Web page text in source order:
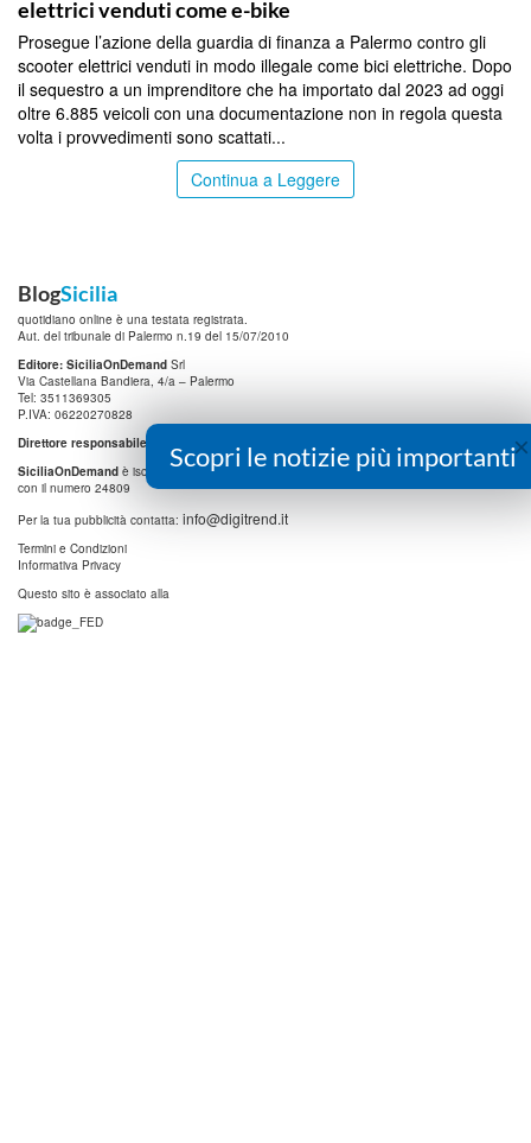
elettrici venduti come e-bike
Prosegue l’azione della guardia di finanza a Palermo contro gli
scooter elettrici venduti in modo illegale come bici elettriche. Dopo
il sequestro a un imprenditore che ha importato dal 2023 ad oggi
oltre 6.885 veicoli con una documentazione non in regola questa
volta i provvedimenti sono scattati...
Continua a Leggere
BlogSicilia
quotidiano online è una testata registrata.
Aut. del tribunale di Palermo n.19 del 15/07/2010
Editore: SiciliaOnDemand Srl
Via Castellana Bandiera, 4/a – Palermo
Tel: 3511369305
P.IVA: 06220270828
Direttore responsabile:
SiciliaOnDemand è iscritta al Registro degli Operatori di Comunicazione (ROC)
con il numero 24809
Per la tua pubblicità contatta: info@digitrend.it
Termini e Condizioni
Informativa Privacy
Questo sito è associato alla
×
Scopri le notizie più importanti